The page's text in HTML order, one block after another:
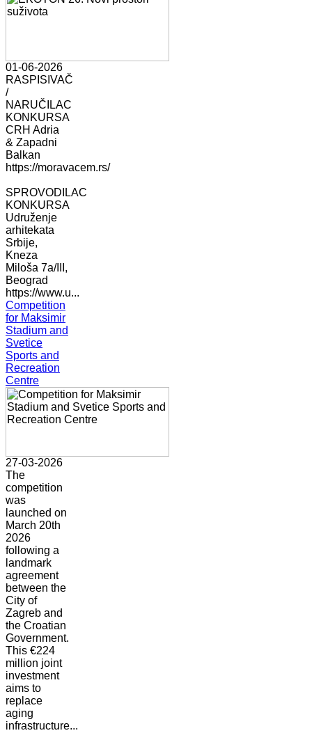
01-06-2026
RASPISIVAČ
/
NARUČILAC
KONKURSA
CRH Adria
& Zapadni
Balkan
https://moravacem.rs/
SPROVODILAC
KONKURSA
Udruženje
arhitekata
Srbije,
Kneza
Miloša 7a/III,
Beograd
https://www.u...
Competition
for Maksimir
Stadium and
Svetice
Sports and
Recreation
Centre
27-03-2026
The
competition
was
launched on
March 20th
2026
following a
landmark
agreement
between the
City of
Zagreb and
the Croatian
Government.
This €224
million joint
investment
aims to
replace
aging
infrastructure...